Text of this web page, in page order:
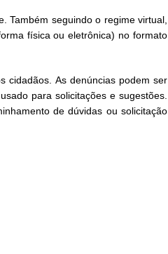
Também seguindo o regime virtual,
física ou eletrônica) no formato
cidadãos. As denúncias podem ser
para solicitações e sugestões.
de dúvidas ou solicitação